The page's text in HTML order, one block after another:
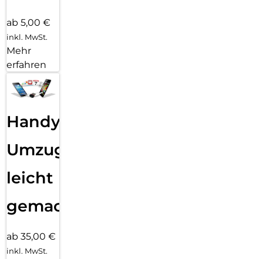
ab 5,00 €
inkl. MwSt.
Mehr
erfahren
Handy
Umzug
leicht
gemacht!
ab 35,00 €
inkl. MwSt.